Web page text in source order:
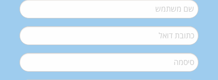
שם משתמש*
דואל*
סיסמה*